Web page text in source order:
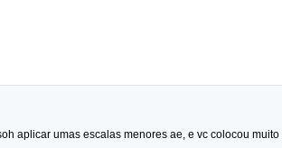
aplicar umas escalas menores ae, e vc colocou